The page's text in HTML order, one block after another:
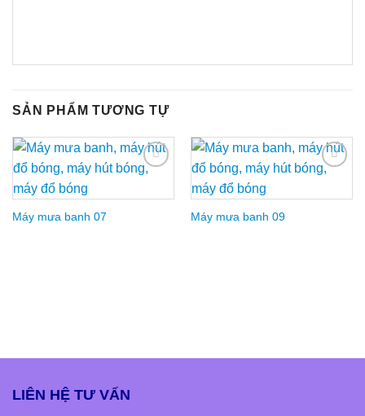
SẢN PHẨM TƯƠNG TỰ
Máy mưa banh 07 Máy mưa banh 09
LIÊN HỆ TƯ VẤN